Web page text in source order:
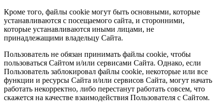
Кроме того, файлы cookie могут быть основными, которые
устанавливаются с посещаемого сайта, и сторонними,
которые устанавливаются иными лицами, не
принадлежащими владельцу Сайта.
Пользователь не обязан принимать файлы cookie, чтобы
пользоваться Сайтом и/или сервисами Сайта. Однако, если
Пользователь заблокировал файлы cookie, некоторые или все
функции и ресурсы Сайта и/или сервисов Сайта, могут начать
работать некорректно, либо перестанут работать совсем, что
скажется на качестве взаимодействия Пользователя с Сайтом.